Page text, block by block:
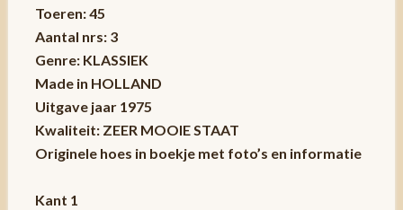
Toeren: 45
Aantal nrs: 3
Genre: KLASSIEK
Made in HOLLAND
Uitgave jaar 1975
Kwaliteit: ZEER MOOIE STAAT
Originele hoes in boekje met foto’s en informatie
Kant 1